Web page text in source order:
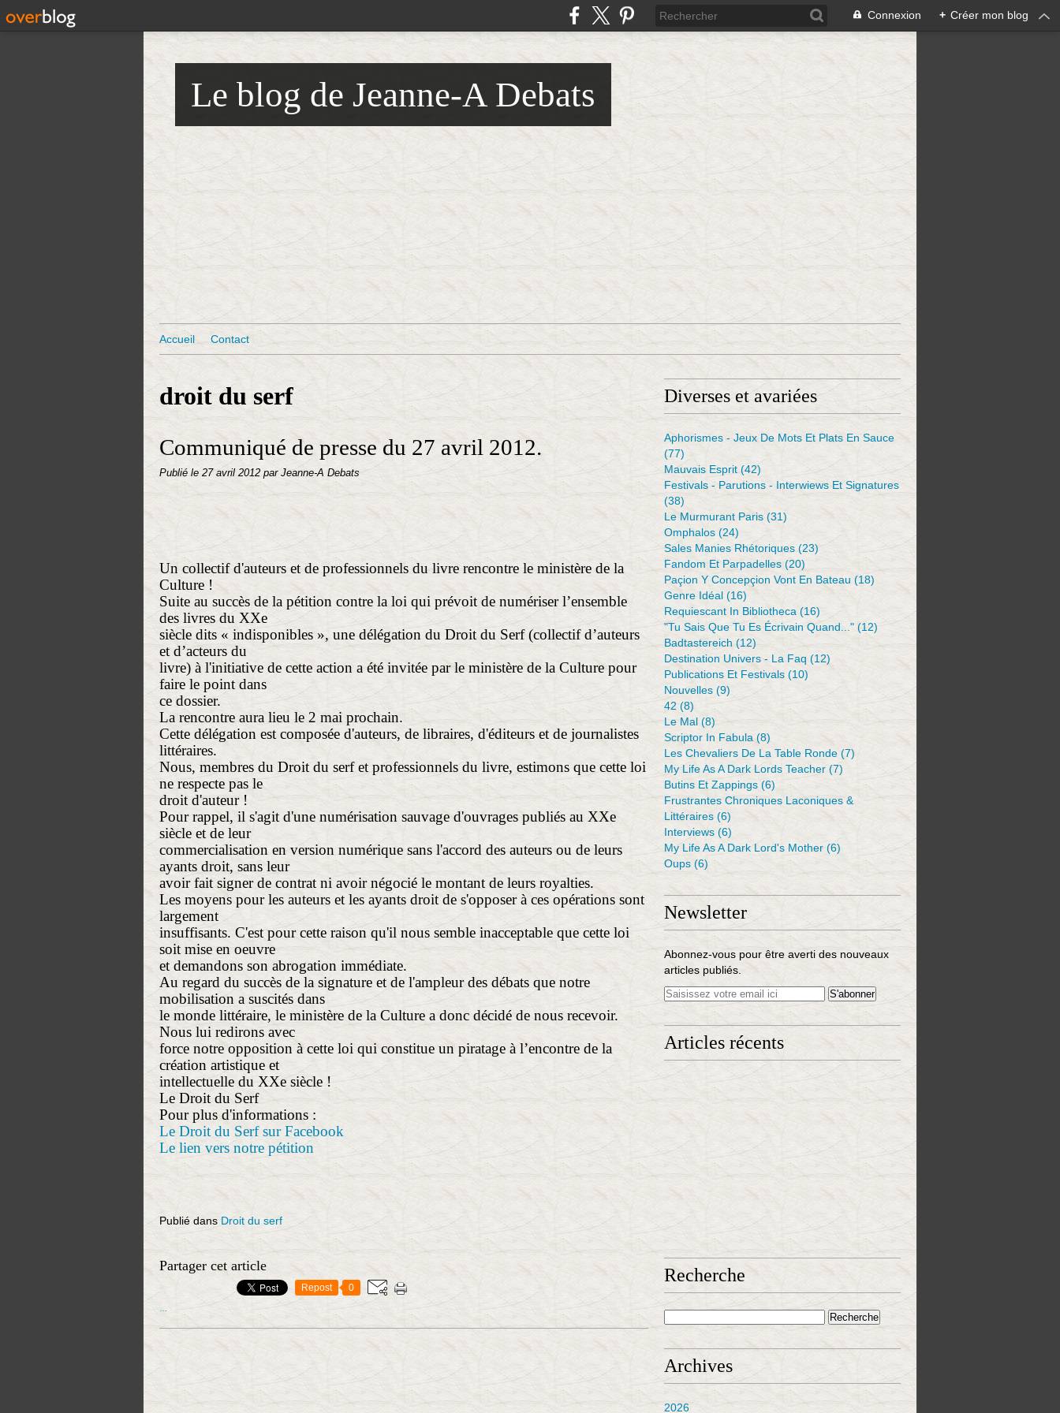
Connexion + Créer mon blog
Le blog de Jeanne-A Debats
Accueil Contact
droit du serf
Communiqué de presse du 27 avril 2012.
Publié le 27 avril 2012 par Jeanne-A Debats
Un collectif d'auteurs et de professionnels du livre rencontre le ministère de la
Culture !
Suite au succès de la pétition contre la loi qui prévoit de numériser l’ensemble
des livres du XXe
siècle dits « indisponibles », une délégation du Droit du Serf (collectif d’auteurs
et d’acteurs du
livre) à l'initiative de cette action a été invitée par le ministère de la Culture pour
faire le point dans
ce dossier.
La rencontre aura lieu le 2 mai prochain.
Cette délégation est composée d'auteurs, de libraires, d'éditeurs et de journalistes
littéraires.
Nous, membres du Droit du serf et professionnels du livre, estimons que cette loi
ne respecte pas le
droit d'auteur !
Pour rappel, il s'agit d'une numérisation sauvage d'ouvrages publiés au XXe
siècle et de leur
commercialisation en version numérique sans l'accord des auteurs ou de leurs
ayants droit, sans leur
avoir fait signer de contrat ni avoir négocié le montant de leurs royalties.
Les moyens pour les auteurs et les ayants droit de s'opposer à ces opérations sont
largement
insuffisants. C'est pour cette raison qu'il nous semble inacceptable que cette loi
soit mise en oeuvre
et demandons son abrogation immédiate.
Au regard du succès de la signature et de l'ampleur des débats que notre
mobilisation a suscités dans
le monde littéraire, le ministère de la Culture a donc décidé de nous recevoir.
Nous lui redirons avec
force notre opposition à cette loi qui constitue un piratage à l’encontre de la
création artistique et
intellectuelle du XXe siècle !
Le Droit du Serf
Pour plus d'informations :
Le Droit du Serf sur Facebook
Le lien vers notre pétition
Publié dans Droit du serf
Partager cet article
Repost 0
Diverses et avariées
Aphorismes - Jeux De Mots Et Plats En Sauce
(77)
Mauvais Esprit (42)
Festivals - Parutions - Interwiews Et Signatures
(38)
Le Murmurant Paris (31)
Omphalos (24)
Sales Manies Rhétoriques (23)
Fandom Et Parpadelles (20)
Paçion Y Concepçion Vont En Bateau (18)
Genre Idéal (16)
Requiescant In Bibliotheca (16)
"tu Sais Que Tu Es Écrivain Quand..." (12)
Badtastereich (12)
Destination Univers - La Faq (12)
Publications Et Festivals (10)
Nouvelles (9)
42 (8)
Le Mal (8)
Scriptor In Fabula (8)
Les Chevaliers De La Table Ronde (7)
My Life As A Dark Lords Teacher (7)
Butins Et Zappings (6)
Frustrantes Chroniques Laconiques &
Littéraires (6)
Interviews (6)
My Life As A Dark Lord's Mother (6)
Oups (6)
Newsletter
Abonnez-vous pour être averti des nouveaux
articles publiés.
Articles récents
Recherche
Archives
2026